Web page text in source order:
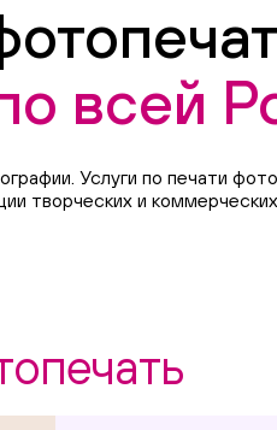
всей
Услуги по печати
творческих и